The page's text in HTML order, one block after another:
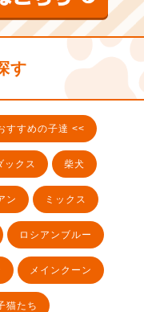
す
すすめの子達 <<
ックス 柴犬
ン ミックス
ロシアンブルー
メインクーン
猫たち